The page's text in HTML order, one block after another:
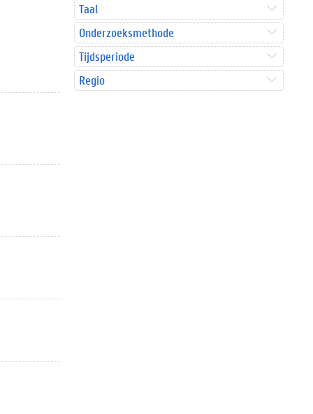
Taal
Onderzoeksmethode
Tijdsperiode
Regio